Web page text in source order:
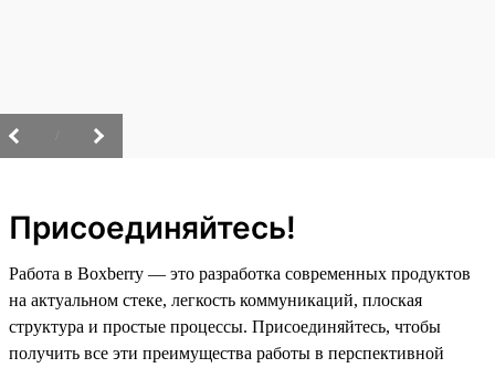
Присоединяйтесь!
Работа в Boxberry — это разработка современных продуктов
на актуальном стеке, легкость коммуникаций, плоская
структура и простые процессы. Присоединяйтесь, чтобы
получить все эти преимущества работы в перспективной